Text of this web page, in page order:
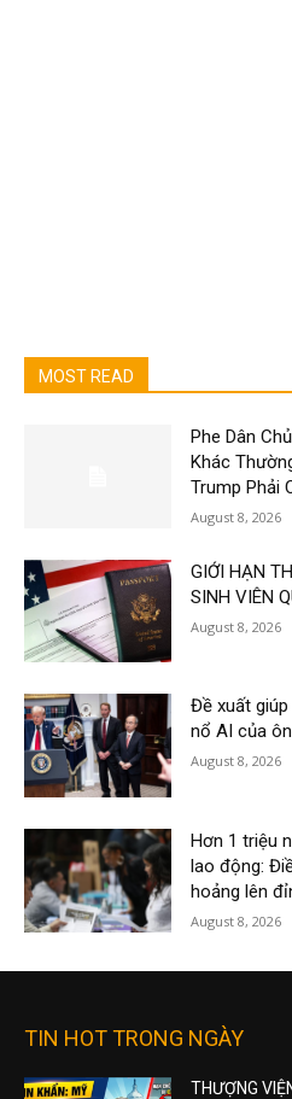
MOST READ
Phe Dân
Khác
Trump Phải
August 8, 2026
GIỚI HẠN
SINH VIÊN
August 8, 2026
Đề xuất
nổ AI của
August 8, 2026
Hơn 1 triệu
lao động:
hoảng lên
August 8, 2026
TIN HOT TRONG NGÀY
THƯỢNG